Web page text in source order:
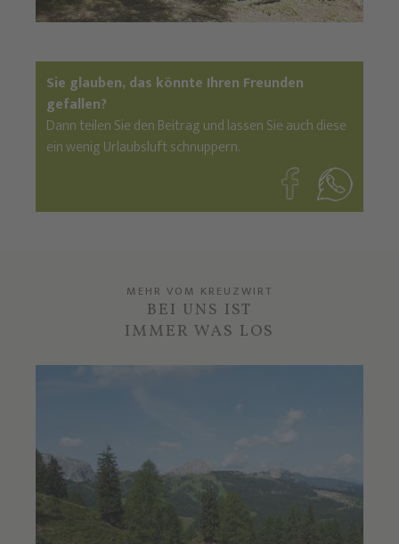
Sie glauben, das könnte Ihren Freunden
gefallen?
Dann teilen Sie den Beitrag und lassen Sie auch diese
ein wenig Urlaubsluft schnuppern.
MEHR VOM KREUZWIRT
BEI UNS IST
IMMER WAS LOS